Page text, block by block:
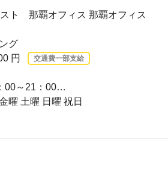
ト 那覇オフィス 那覇オフィス
グ
円
交通費一部支給
00～21：00…
曜 土曜 日曜 祝日